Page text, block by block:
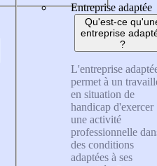
Entreprise adaptée
Qu'est-ce
entreprise
?
L'entreprise
permet à un
en situation de
handicap d'exercer
une activité
professionnelle
des conditions
adaptées à ses